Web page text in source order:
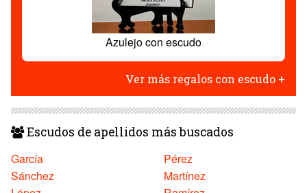
Azulejo con escudo
Ver más regalos con escudo +
Escudos de apellidos más buscados
García
Pérez
Sánchez
Martínez